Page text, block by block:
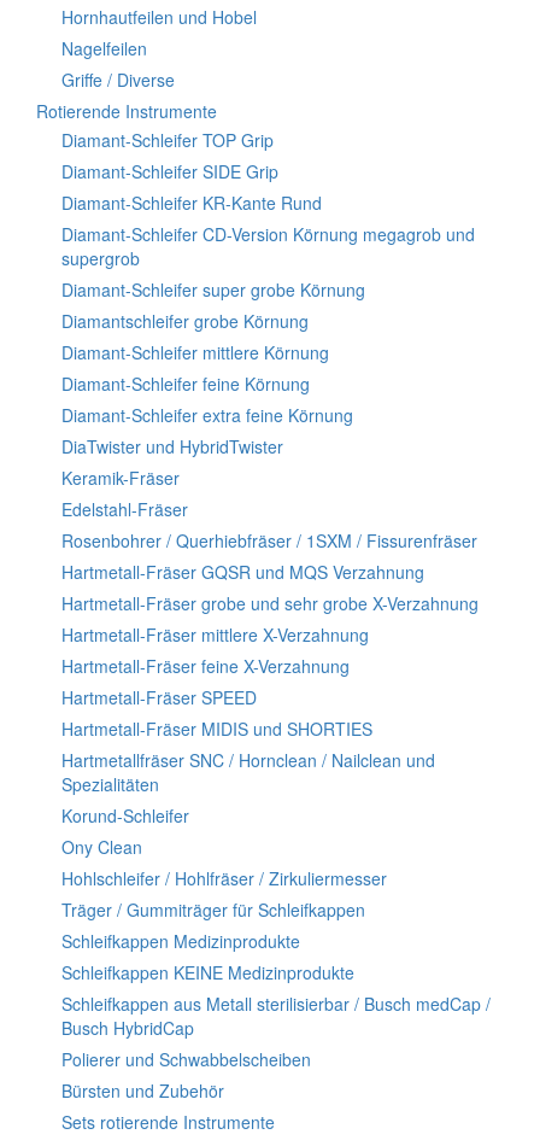
Hornhautfeilen und Hobel
Nagelfeilen
Griffe / Diverse
Rotierende Instrumente
Diamant-Schleifer TOP Grip
Diamant-Schleifer SIDE Grip
Diamant-Schleifer KR-Kante Rund
Diamant-Schleifer CD-Version Körnung megagrob und
supergrob
Diamant-Schleifer super grobe Körnung
Diamantschleifer grobe Körnung
Diamant-Schleifer mittlere Körnung
Diamant-Schleifer feine Körnung
Diamant-Schleifer extra feine Körnung
DiaTwister und HybridTwister
Keramik-Fräser
Edelstahl-Fräser
Rosenbohrer / Querhiebfräser / 1SXM / Fissurenfräser
Hartmetall-Fräser GQSR und MQS Verzahnung
Hartmetall-Fräser grobe und sehr grobe X-Verzahnung
Hartmetall-Fräser mittlere X-Verzahnung
Hartmetall-Fräser feine X-Verzahnung
Hartmetall-Fräser SPEED
Hartmetall-Fräser MIDIS und SHORTIES
Hartmetallfräser SNC / Hornclean / Nailclean und
Spezialitäten
Korund-Schleifer
Ony Clean
Hohlschleifer / Hohlfräser / Zirkuliermesser
Träger / Gummiträger für Schleifkappen
Schleifkappen Medizinprodukte
Schleifkappen KEINE Medizinprodukte
Schleifkappen aus Metall sterilisierbar / Busch medCap /
Busch HybridCap
Polierer und Schwabbelscheiben
Bürsten und Zubehör
Sets rotierende Instrumente